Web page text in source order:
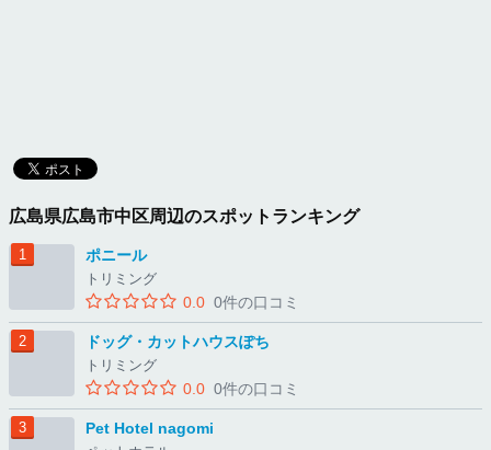
広島県広島市中区周辺のスポットランキング
ポニール
トリミング
0.0 0件の口コミ
ドッグ・カットハウスぽち
トリミング
0.0 0件の口コミ
Pet Hotel nagomi